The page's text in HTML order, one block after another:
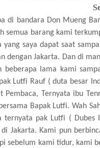
di bandara Don Mueng
semua barang kami
yang saya dapat saat
dengan Jakarta. Dan di
beberapa lama kami
Lutfi Rauf ( duta besar
Pembaca, Ternyata ibu
Bapak Lutfi. Wah
ternyata pak Lutfi (
di Jakarta. Kami pun
sebelum kami tidur, kami